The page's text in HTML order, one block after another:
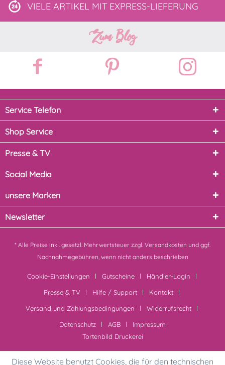
VIELE ARTIKEL MIT EXPRESS-LIEFERUNG
Zum Blog
Service Telefon
Shop Service
Presse & TV
Social Media
unsere Marken
Newsletter
* Alle Preise inkl. gesetzl. Mehrwertsteuer zzgl. Versandkosten und ggf.
Nachnahmegebühren, wenn nicht anders beschrieben
Cookie-Einstellungen Gutscheine
Händler-Login
Presse & TV
Hilfe / Support
Kontakt
Versand und Zahlungsbedingungen
Widerrufsrecht
Datenschutz
AGB
Impressum
Tortenbild Druckerei
Diese Website benutzt Cookies, die für den technischen